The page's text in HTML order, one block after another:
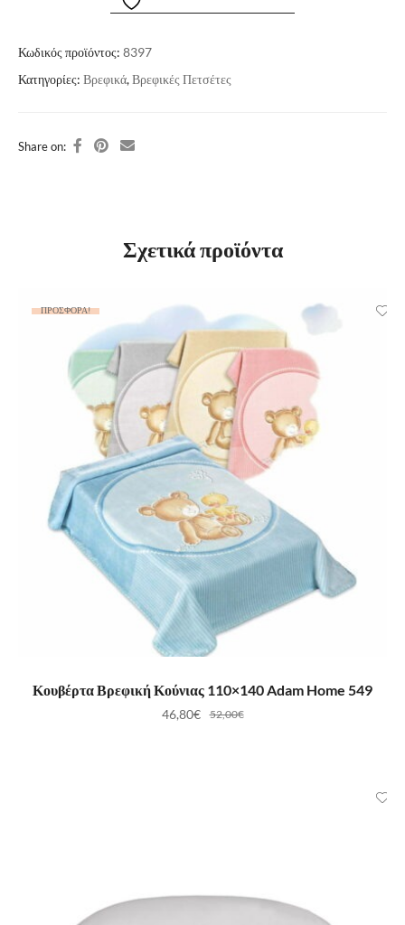
Κωδικός προϊόντος: 8397
Κατηγορίες: Βρεφικά,Βρεφικές Πετσέτες
Share on:
Σχετικά προϊόντα
ΠΡΟΣΦΟΡΆ!
ΕΠΙΛΟΓΉ
Κουβέρτα Βρεφική Κούνιας 110×140 Adam Home 549
52,00€
46,80€